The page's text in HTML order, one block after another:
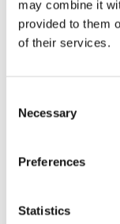
may combine it
provided to them
of their services.
Selection
Necessary
Preferences
Statistics
muoversi
dell’offerta